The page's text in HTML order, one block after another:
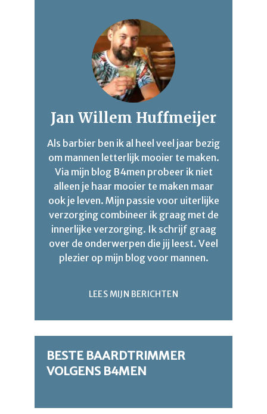
Jan Willem Huffmeijer
Als barbier ben ik al heel veel jaar bezig
om mannen letterlijk mooier te maken.
Via mijn blog B4men probeer ik niet
alleen je haar mooier te maken maar
ook je leven. Mijn passie voor uiterlijke
verzorging combineer ik graag met de
innerlijke verzorging. Ik schrijf graag
over de onderwerpen die jij leest. Veel
plezier op mijn blog voor mannen.
LEES MIJN BERICHTEN
BESTE BAARDTRIMMER
VOLGENS B4MEN